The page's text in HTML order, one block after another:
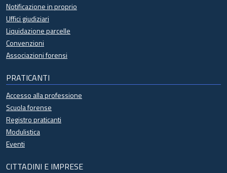
Notificazione in proprio
Uffici giudiziari
Liquidazione parcelle
Convenzioni
Associazioni forensi
PRATICANTI
Accesso alla professione
Scuola forense
Registro praticanti
Modulistica
Eventi
CITTADINI E IMPRESE